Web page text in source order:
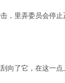
，里弄委员会停
了它，在这一点